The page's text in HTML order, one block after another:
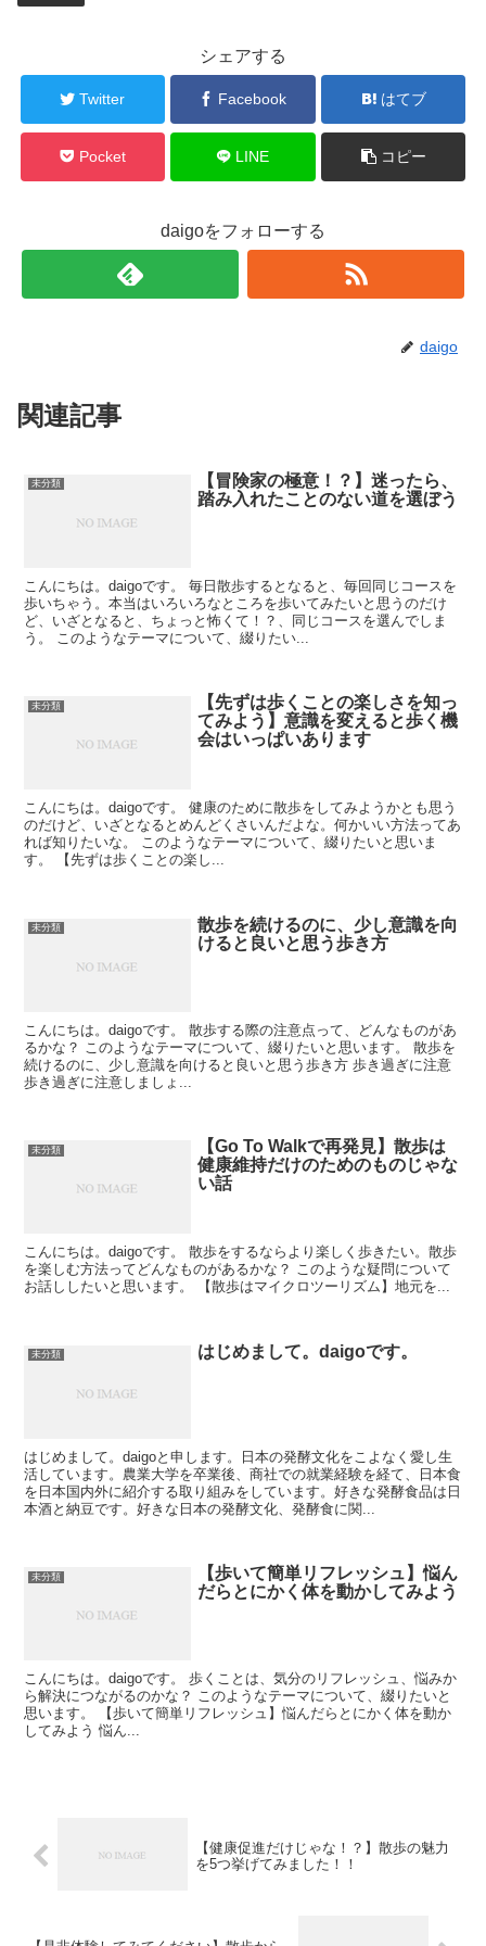
シェアする
Twitter Facebook はてブ
Pocket LINE コピー
daigoをフォローする
daigo
関連記事
未分類
【冒険家の極意！？】迷ったら、
踏み入れたことのない道を選ぼう
こんにちは。daigoです。 毎日散歩するとなると、毎回同じコースを
歩いちゃう。本当はいろいろなところを歩いてみたいと思うのだけ
ど、いざとなると、ちょっと怖くて！？、同じコースを選んでしま
う。 このようなテーマについて、綴りたい...
未分類
【先ずは歩くことの楽しさを知っ
てみよう】意識を変えると歩く機
会はいっぱいあります
こんにちは。daigoです。 健康のために散歩をしてみようかとも思う
のだけど、いざとなるとめんどくさいんだよな。何かいい方法ってあ
れば知りたいな。 このようなテーマについて、綴りたいと思いま
す。 【先ずは歩くことの楽し...
未分類
散歩を続けるのに、少し意識を向
けると良いと思う歩き方
こんにちは。daigoです。 散歩する際の注意点って、どんなものがあ
るかな？ このようなテーマについて、綴りたいと思います。 散歩を
続けるのに、少し意識を向けると良いと思う歩き方 歩き過ぎに注意
歩き過ぎに注意しましょ...
未分類
【Go To Walkで再発見】散歩は
健康維持だけのためのものじゃな
い話
こんにちは。daigoです。 散歩をするならより楽しく歩きたい。散歩
を楽しむ方法ってどんなものがあるかな？ このような疑問について
お話ししたいと思います。 【散歩はマイクロツーリズム】地元を...
未分類 はじめまして。daigoです。
はじめまして。daigoと申します。日本の発酵文化をこよなく愛し生
活しています。農業大学を卒業後、商社での就業経験を経て、日本食
を日本国内外に紹介する取り組みをしています。好きな発酵食品は日
本酒と納豆です。好きな日本の発酵文化、発酵食に関...
未分類
【歩いて簡単リフレッシュ】悩ん
だらとにかく体を動かしてみよう
こんにちは。daigoです。 歩くことは、気分のリフレッシュ、悩みか
ら解決につながるのかな？ このようなテーマについて、綴りたいと
思います。 【歩いて簡単リフレッシュ】悩んだらとにかく体を動か
してみよう 悩ん...
【健康促進だけじゃな！？】散歩の魅力
を5つ挙げてみました！！